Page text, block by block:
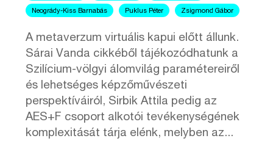
Neogrády-Kiss Barnabás Puklus Péter Zsigmond Gábor
A metaverzum virtuális kapui előtt állunk.
Sárai Vanda cikkéből tájékozódhatunk a
Szilícium-völgyi álomvilág paramétereiről
és lehetséges képzőművészeti
perspektíváiról, Sirbik Attila pedig az
AES+F csoport alkotói tevékenységének
komplexitását tárja elénk, melyben az...